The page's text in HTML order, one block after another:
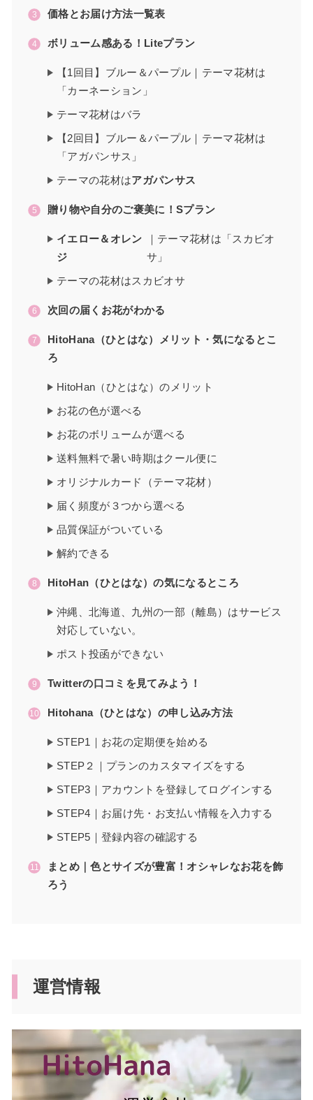
価格とお届け方法一覧表
ボリューム感ある！Liteプラン
【1回目】ブルー＆パープル｜テーマ花材は
「カーネーション」
テーマ花材はバラ
【2回目】ブルー＆パープル｜テーマ花材は
「アガパンサス」
テーマの花材はアガパンサス
贈り物や自分のご褒美に！Sプラン
イエロー＆オレン
ジ
｜テーマ花材は「スカビオ
サ」
テーマの花材はスカビオサ
次回の届くお花がわかる
HitoHana（ひとはな）メリット・気になるとこ
ろ
HitoHan（ひとはな）のメリット
お花の色が選べる
お花のボリュームが選べる
送料無料で暑い時期はクール便に
オリジナルカード（テーマ花材）
届く頻度が３つから選べる
品質保証がついている
解約できる
HitoHan（ひとはな）の気になるところ
沖縄、北海道、九州の一部（離島）はサービス
対応していない。
ポスト投函ができない
Twitterの口コミを見てみよう！
Hitohana（ひとはな）の申し込み方法
STEP1｜お花の定期便を始める
STEP２｜プランのカスタマイズをする
STEP3｜アカウントを登録してログインする
STEP4｜お届け先・お支払い情報を入力する
STEP5｜登録内容の確認する
まとめ｜色とサイズが豊富！オシャレなお花を飾
ろう
運営情報